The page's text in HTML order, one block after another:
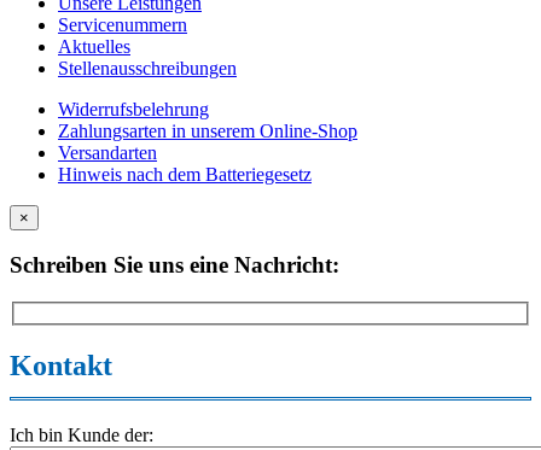
Servicenummern
Aktuelles
Stellenausschreibungen
Widerrufsbelehrung
Zahlungsarten in unserem Online-Shop
Versandarten
Hinweis nach dem Batteriegesetz
×
Schreiben Sie uns eine Nachricht:
Kontakt
Ich bin Kunde der: